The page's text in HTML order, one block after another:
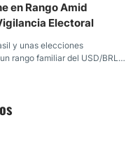
en Rango Amid
Electoral
y unas elecciones
rango familiar del USD/BRL.
de Brasil y unas elecciones
rango familiar del USD/BRL.